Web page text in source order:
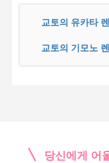
교토의 유카타
교토의 기모노
당신에게 어